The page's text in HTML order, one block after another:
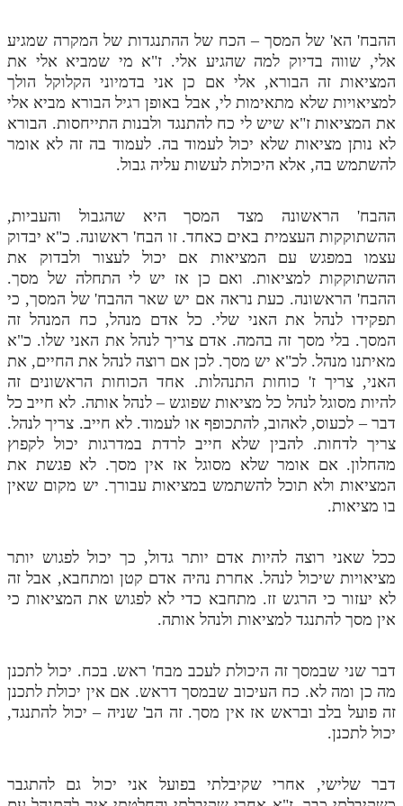
ההבח' הא' של המסך – הכח של ההתנגדות של המקרה שמגיע
אלי, שווה בדיוק למה שהגיע אלי. ז"א מי שמביא אלי את
המציאות זה הבורא, אלי אם כן אני בדמיוני הקלוקל הולך
למציאויות שלא מתאימות לי, אבל באופן רגיל הבורא מביא אלי
את המציאות ז"א שיש לי כח להתנגד ולבנות התייחסות. הבורא
לא נותן מציאות שלא יכול לעמוד בה. לעמוד בה זה לא אומר
להשתמש בה, אלא היכולת לעשות עליה גבול.
ההבח' הראשונה מצד המסך היא שהגבול והעביות,
ההשתוקקות העצמית באים כאחד. זו הבח' ראשונה. כ"א יבדוק
עצמו במפגש עם המציאות אם יכול לעצור ולבדוק את
ההשתוקקות למציאות. ואם כן אז יש לי התחלה של מסך.
ההבח' הראשונה. כעת נראה אם יש שאר ההבח' של המסך, כי
תפקידו לנהל את האני שלי. כל אדם מנהל, כח המנהל זה
המסך. בלי מסך זה בהמה. אדם צריך לנהל את האני שלו. כ"א
מאיתנו מנהל. לכ"א יש מסך. לכן אם רוצה לנהל את החיים, את
האני, צריך ז' כוחות התנהלות. אחד הכוחות הראשונים זה
להיות מסוגל לנהל כל מציאות שפוגש – לנהל אותה. לא חייב כל
דבר – לכעוס, לאהוב, להתכופף או לעמוד. לא חייב. צריך לנהל.
צריך לדחות. להבין שלא חייב לרדת במדרגות יכול לקפוץ
מהחלון. אם אומר שלא מסוגל אז אין מסך. לא פגשת את
המציאות ולא תוכל להשתמש במציאות עבורך. יש מקום שאין
בו מציאות.
ככל שאני רוצה להיות אדם יותר גדול, כך יכול לפגוש יותר
מציאויות שיכול לנהל. אחרת נהיה אדם קטן ומתחבא, אבל זה
לא יעזור כי הרגש זז. מתחבא כדי לא לפגוש את המציאות כי
אין מסך להתנגד למציאות ולנהל אותה.
דבר שני שבמסך זה היכולת לעכב מבח' ראש. בכח. יכול לתכנן
מה כן ומה לא. כח העיכוב שבמסך דראש. אם אין יכולת לתכנן
זה פועל בלב ובראש אז אין מסך. זה הב' שניה – יכול להתנגד,
יכול לתכנן.
דבר שלישי, אחרי שקיבלתי בפועל אני יכול גם להתגבר